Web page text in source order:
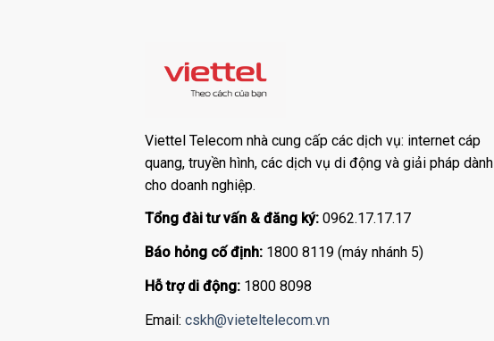
Viettel Telecom nhà cung cấp các dịch vụ: internet cáp
quang, truyền hình, các dịch vụ di động và giải pháp dành
cho doanh nghiệp.
Tổng đài tư vấn & đăng ký: 0962.17.17.17
Báo hỏng cố định: 1800 8119 (máy nhánh 5)
Hỗ trợ di động: 1800 8098
Email: cskh@vieteltelecom.vn